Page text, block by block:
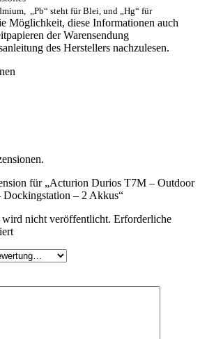
„Pb“ steht für Blei, und „Hg“ für
Möglichkeit, diese Informationen auch
der Warensendung
des Herstellers nachzulesen.
für „Acturion Durios T7M – Outdoor
– 2 Akkus“
nicht veröffentlicht. Erforderliche